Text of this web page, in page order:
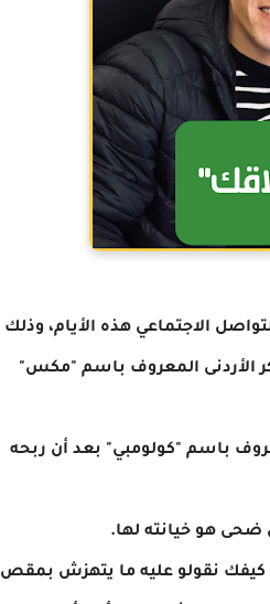
الاجتماعي هذه الأيام، وذلك
الأردنى المعروف باسم "مكس"
باسم "كولومبي" بعد أن ربحه
هو خيانته لها.
كيفك نقولو عليه ما يتهزش بمقص